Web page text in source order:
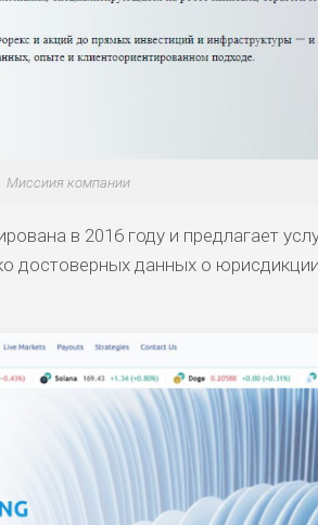
Миссиия компании
в 2016 году и предлагает
достоверных данных о